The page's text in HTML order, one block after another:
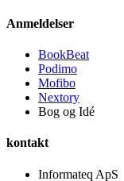
Anmeldelser
BookBeat
Podimo
Mofibo
Nextory
Bog og Idé
kontakt
Informateq ApS